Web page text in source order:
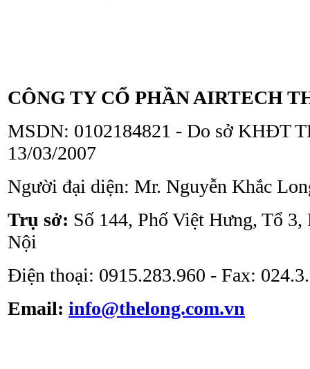
Tủ an toàn sinh học
CÔNG TY CỔ PHẦN AIRTECH
MSDN: 0102184821 - Do sở KHĐT
13/03/2007
Người đại diện: Mr. Nguyễn Khắc
Trụ sở: Số 144, Phố Việt Hưng, Tổ
Nội
Điện thoại: 0915.283.960 - Fax:
Email: info@thelong.com.vn